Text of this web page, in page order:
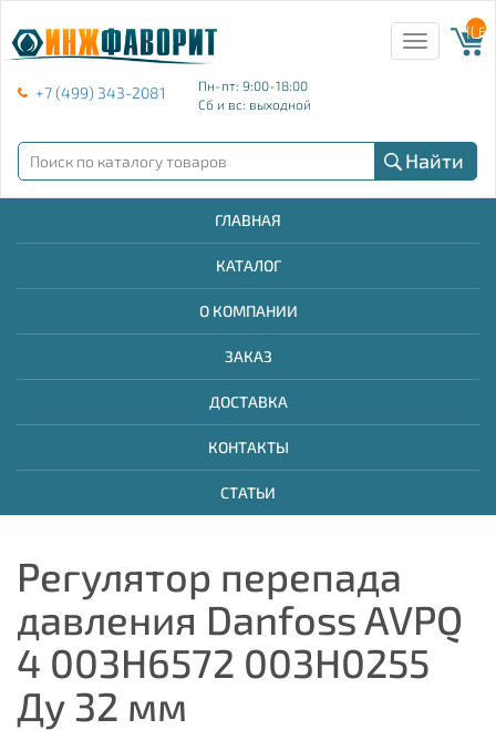
+7 (499) 343-2081
Пн-пт: 9:00-18:00
Сб и вс: выходной
Toggle
navigation
{{
Найти
ГЛАВНАЯ
КАТАЛОГ
О КОМПАНИИ
ЗАКАЗ
ДОСТАВКА
КОНТАКТЫ
СТАТЬИ
Регулятор перепада
давления Danfoss AVPQ
4 003H6572 003H0255
Ду 32 мм